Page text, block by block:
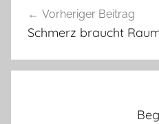
Vorheriger Beitrag
Schmerz braucht